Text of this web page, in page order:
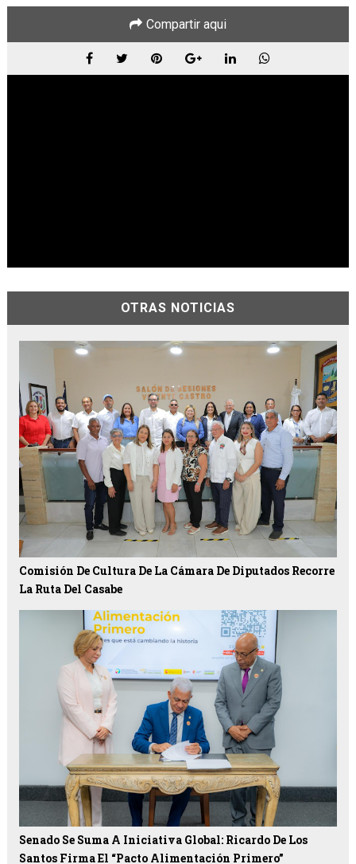
Compartir aqui
OTRAS NOTICIAS
Comisión De Cultura De La Cámara De Diputados Recorre
La Ruta Del Casabe
Senado Se Suma A Iniciativa Global: Ricardo De Los
Santos Firma El “Pacto Alimentación Primero”